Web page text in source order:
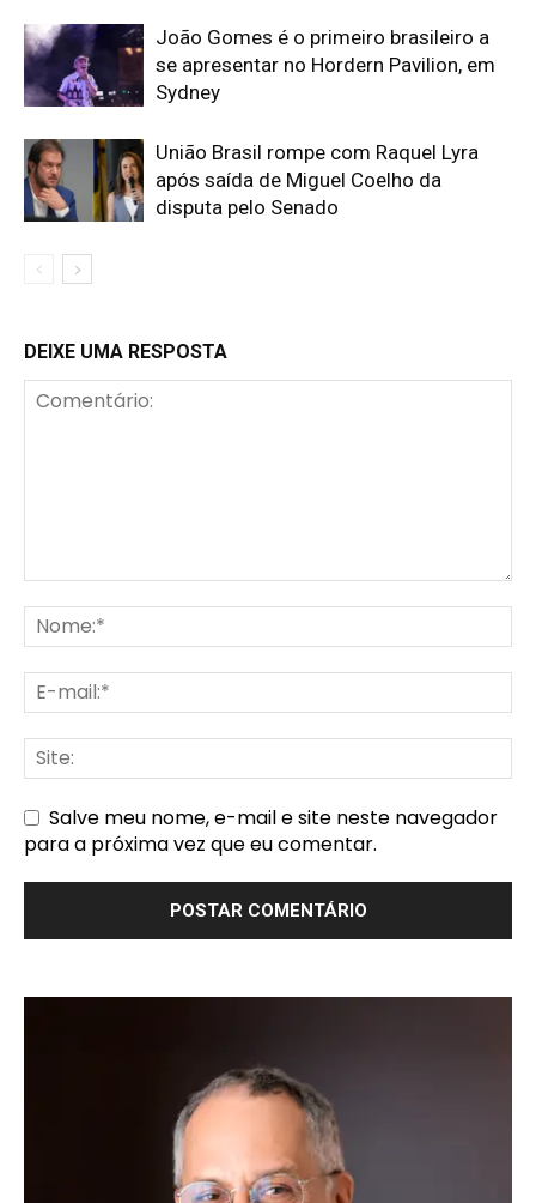
João Gomes é o primeiro brasileiro a
se apresentar no Hordern Pavilion, em
Sydney
União Brasil rompe com Raquel Lyra
após saída de Miguel Coelho da
disputa pelo Senado
DEIXE UMA RESPOSTA
Salve meu nome, e-mail e site neste navegador
para a próxima vez que eu comentar.